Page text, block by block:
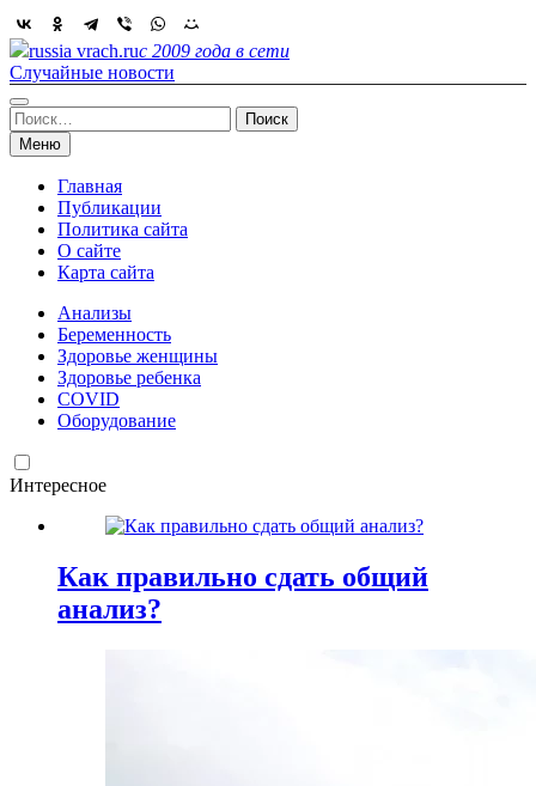
Skip
to
content
russia vrach.ruс 2009 года в сети
Случайные новости
Найти:
Меню
Главная
Публикации
Политика сайта
О сайте
Карта сайта
Анализы
Беременность
Здоровье женщины
Здоровье ребенка
COVID
Оборудование
Интересное
Как правильно сдать общий
анализ?